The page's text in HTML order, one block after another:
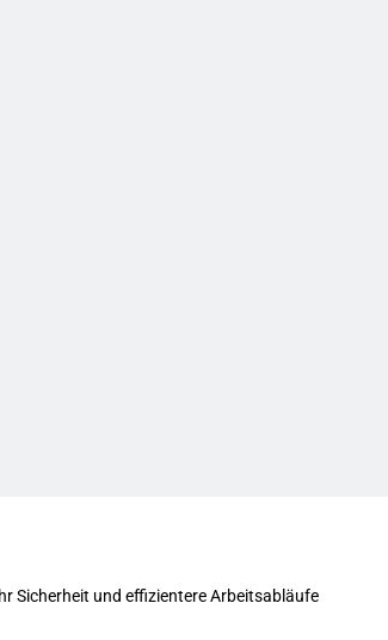
Sicherheit und effizientere Arbeitsabläufe